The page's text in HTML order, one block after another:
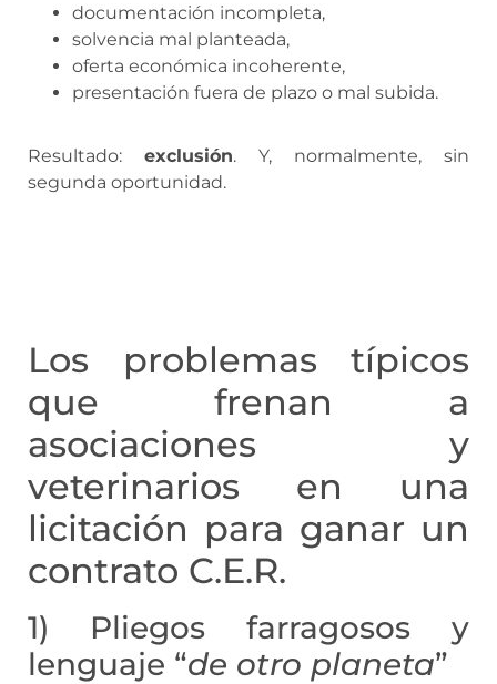
documentación incompleta,
solvencia mal planteada,
oferta económica incoherente,
presentación fuera de plazo o mal subida.
Resultado: exclusión. Y, normalmente, sin
segunda oportunidad.
Los problemas típicos
que frenan a
asociaciones y
veterinarios en una
licitación para ganar un
contrato C.E.R.
1) Pliegos farragosos y
lenguaje “de otro planeta”